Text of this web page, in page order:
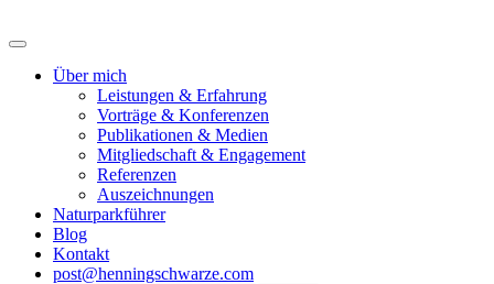
Über mich
Leistungen & Erfahrung
Vorträge & Konferenzen
Publikationen & Medien
Mitgliedschaft & Engagement
Referenzen
Auszeichnungen
Naturparkführer
Blog
Kontakt
post@henningschwarze.com